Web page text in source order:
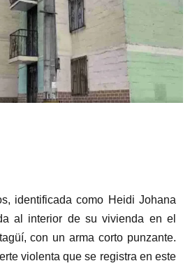
identificada como Heidi Johana
al interior de su vivienda en el
con un arma corto punzante.
violenta que se registra en este